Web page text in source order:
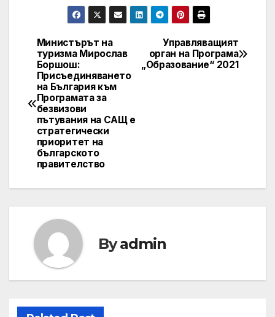
Post
navigation
Управляващият
орган на Програма
„Образование“ 2021
Министърът на
туризма Мирослав
Боршош:
Присъединяването
на България към
Програмата за
безвизови
пътувания на САЩ е
стратегически
приоритет на
българското
правителство
Byadmin